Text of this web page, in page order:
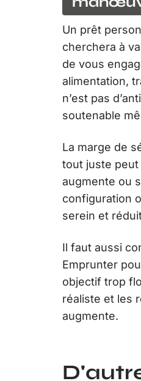
Un prêt
cherchera à
de vous
alimentation,
n’est pas
soutenable
La marge de
tout juste
augmente ou
configuration
serein et
Il faut aussi
Emprunter
objectif trop
réaliste et les
augmente.